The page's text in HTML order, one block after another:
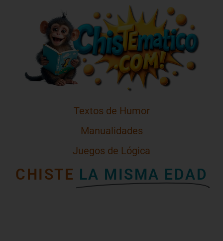
Textos de Humor
Manualidades
Juegos de Lógica
CHISTE LA MISMA EDAD